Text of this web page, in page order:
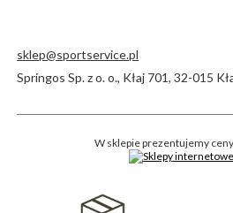
sklep@sportservice.pl
Springos Sp. z o. o., Kłaj 701,32-015
W sklepie prezentujemy